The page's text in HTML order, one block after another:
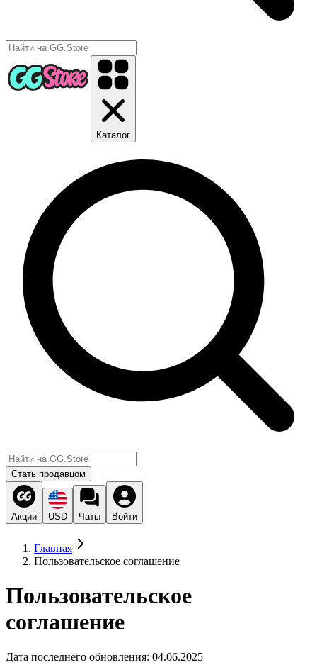
Каталог
Стать продавцом
Акции USD Чаты Войти
Главная
Пользовательское соглашение
Пользовательское
соглашение
Дата последнего обновления: 04.06.2025